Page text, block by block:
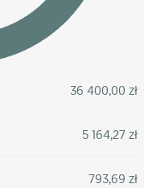
36 400,00 zł
5 164,27 zł
793,69 zł